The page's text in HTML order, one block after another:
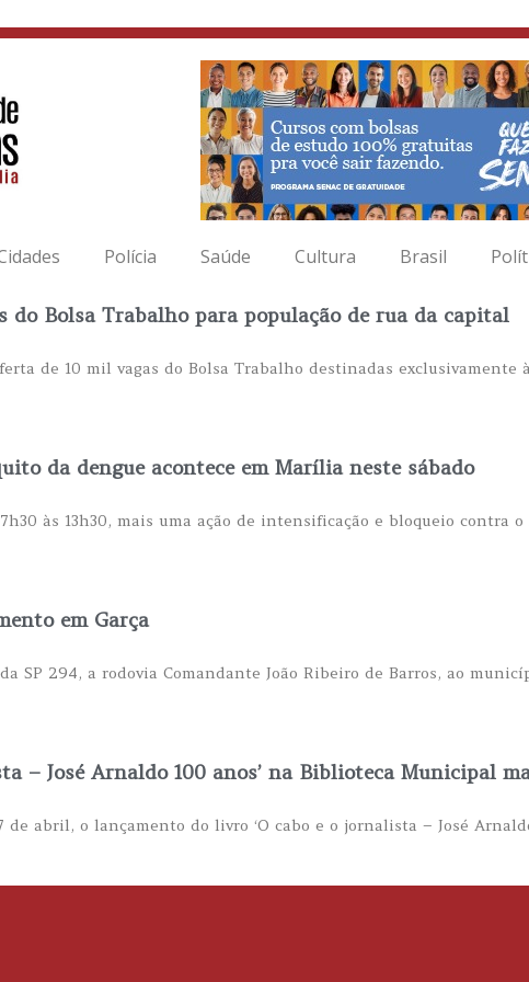
Polícia Saúde Cultura Brasil
do Bolsa Trabalho para população de rua da capital
de 10 mil vagas do Bolsa Trabalho destinadas exclusivamente
da dengue acontece em Marília neste sábado
às 13h30, mais uma ação de intensificação e bloqueio contra
em Garça
SP 294, a rodovia Comandante João Ribeiro de Barros, ao
– José Arnaldo 100 anos’ na Biblioteca Municipal
abril, o lançamento do livro ‘O cabo e o jornalista – José